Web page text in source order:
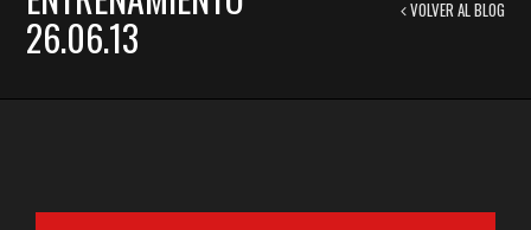
26.06.13
VOLVER AL BLOG